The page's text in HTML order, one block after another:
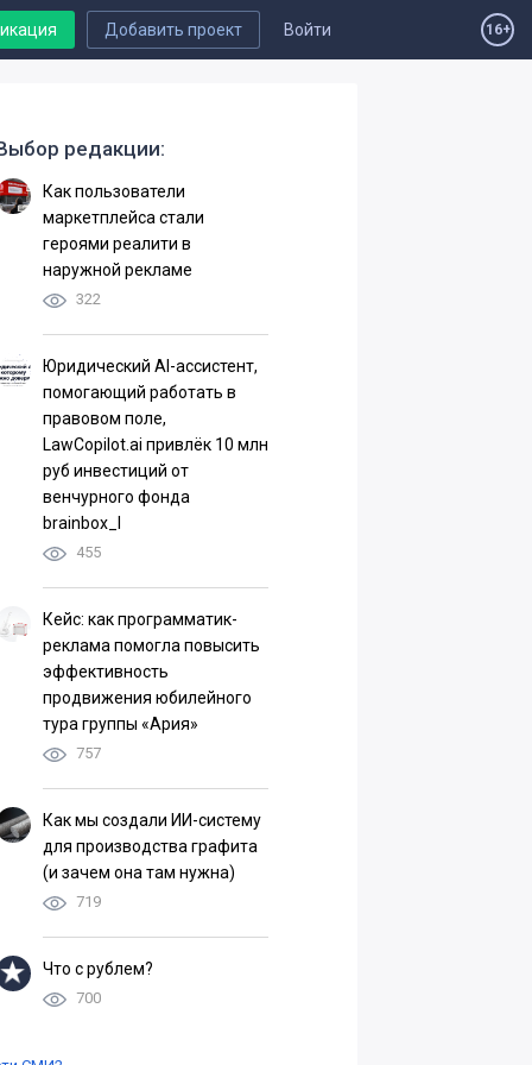
Войти
Добавить проект 16+
редакции:
Как пользователи
маркетплейса стали
героями реалити в
наружной рекламе
322
Юридический AI-ассистент,
помогающий работать в
правовом поле,
LawCopilot.ai привлёк 10 млн
руб инвестиций от
венчурного фонда
brainbox_I
455
Кейс: как программатик-
реклама помогла повысить
эффективность
продвижения юбилейного
тура группы «Ария»
757
Как мы создали ИИ-систему
для производства графита
(и зачем она там нужна)
719
Что с рублем?
700